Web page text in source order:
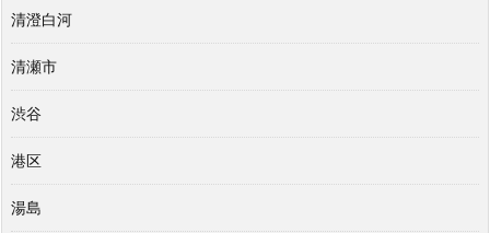
清澄白河
清瀬市
渋谷
港区
湯島